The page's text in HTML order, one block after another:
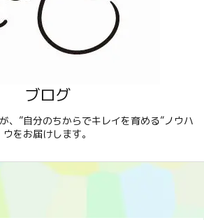
ブログ
、”自分のちからでキレイを育める”ノウハ
ウをお届けします。